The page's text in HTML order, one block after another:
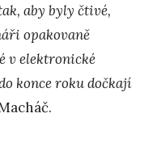
aby byly čtivé,
opakovaně
v elektronické
konce roku dočkají